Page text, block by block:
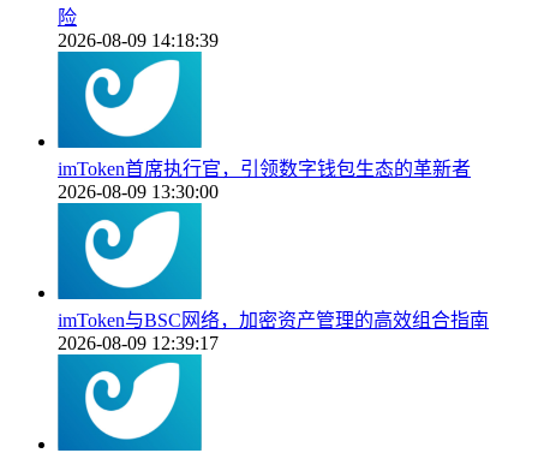
险
2026-08-09 14:18:39
imToken首席执行官，引领数字钱包生态的革新者
2026-08-09 13:30:00
imToken与BSC网络，加密资产管理的高效组合指南
2026-08-09 12:39:17